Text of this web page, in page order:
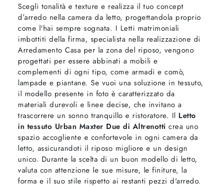
Scegli tonalità e texture e realizza il tuo concept
d’arredo nella camera da letto, progettandola proprio
come l'hai sempre sognata. I Letti matrimoniali
imbottiti della firma, specialista nella realizzazione di
Arredamento Casa per la zona del riposo, vengono
progettati per essere abbinati a mobili e
complementi di ogni tipo, come armadi e comò,
lampade e piantane. Se vuoi una soluzione in tessuto,
il modello presente in foto è caratterizzato da
materiali durevoli e linee decise, che invitano a
trascorrere un sonno tranquillo e ristoratore. Il Letto
in tessuto Urban Maxter Due di Altrenotti crea uno
spazio accogliente e confortevole in ogni camera da
letto, assicurandoti il riposo migliore e un design
unico. Durante la scelta di un buon modello di letto,
valuta con attenzione le sue misure, le finiture, la
forma e il suo stile rispetto ai restanti pezzi d'arredo.